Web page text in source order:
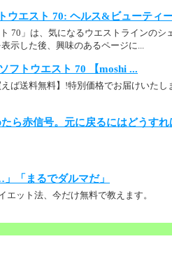
ウエスト 70: ヘルス&ビューティ
70」は、気になるウエストラインの
示した後、興味のあるページに...
フトウエスト 70 【moshi ...
ば送料無料】!特別価格でお届けいたし
ら赤信号。元に戻るにはどうすれ
「まるでダルマだ」
ット法、今だけ無料で教えます。